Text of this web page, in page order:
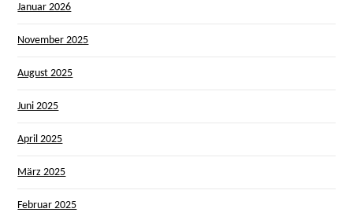
Januar 2026
November 2025
August 2025
Juni 2025
April 2025
März 2025
Februar 2025